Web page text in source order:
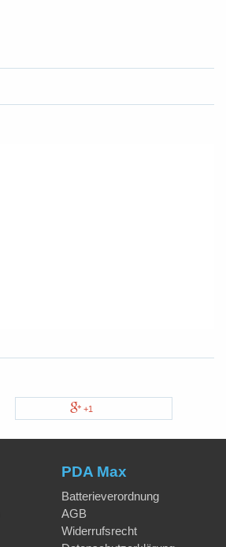
+1
PDA Max
Batterieverordnung
AGB
Widerrufsrecht